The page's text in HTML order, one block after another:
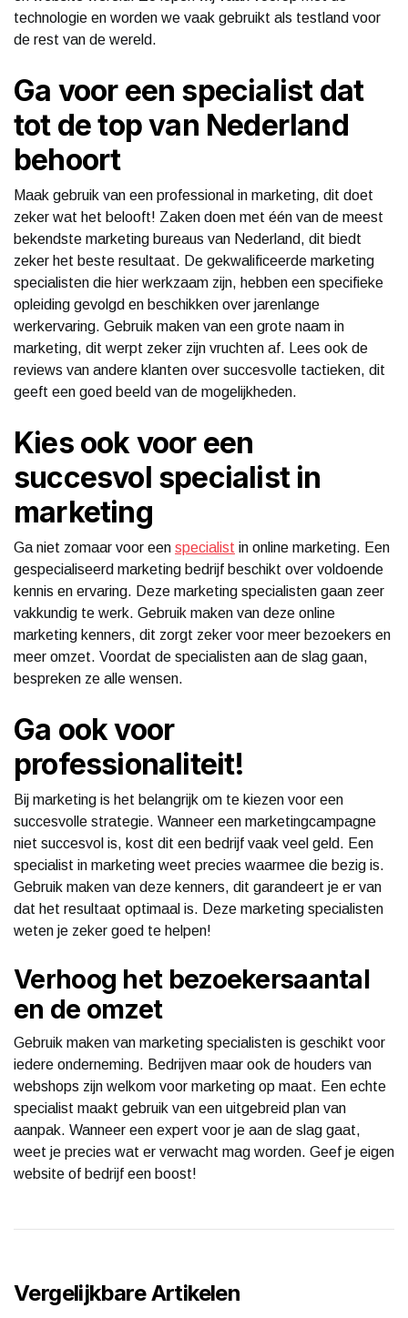
technologie en worden we vaak gebruikt als testland voor
de rest van de wereld.
Ga voor een specialist dat
tot de top van Nederland
behoort
Maak gebruik van een professional in marketing, dit doet
zeker wat het belooft! Zaken doen met één van de meest
bekendste marketing bureaus van Nederland, dit biedt
zeker het beste resultaat. De gekwalificeerde marketing
specialisten die hier werkzaam zijn, hebben een specifieke
opleiding gevolgd en beschikken over jarenlange
werkervaring. Gebruik maken van een grote naam in
marketing, dit werpt zeker zijn vruchten af. Lees ook de
reviews van andere klanten over succesvolle tactieken, dit
geeft een goed beeld van de mogelijkheden.
Kies ook voor een
succesvol specialist in
marketing
Ga niet zomaar voor een specialist in online marketing. Een
gespecialiseerd marketing bedrijf beschikt over voldoende
kennis en ervaring. Deze marketing specialisten gaan zeer
vakkundig te werk. Gebruik maken van deze online
marketing kenners, dit zorgt zeker voor meer bezoekers en
meer omzet. Voordat de specialisten aan de slag gaan,
bespreken ze alle wensen.
Ga ook voor
professionaliteit!
Bij marketing is het belangrijk om te kiezen voor een
succesvolle strategie. Wanneer een marketingcampagne
niet succesvol is, kost dit een bedrijf vaak veel geld. Een
specialist in marketing weet precies waarmee die bezig is.
Gebruik maken van deze kenners, dit garandeert je er van
dat het resultaat optimaal is. Deze marketing specialisten
weten je zeker goed te helpen!
Verhoog het bezoekersaantal
en de omzet
Gebruik maken van marketing specialisten is geschikt voor
iedere onderneming. Bedrijven maar ook de houders van
webshops zijn welkom voor marketing op maat. Een echte
specialist maakt gebruik van een uitgebreid plan van
aanpak. Wanneer een expert voor je aan de slag gaat,
weet je precies wat er verwacht mag worden. Geef je eigen
website of bedrijf een boost!
Vergelijkbare Artikelen